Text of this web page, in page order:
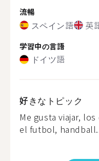
流暢
スペイン語 英
学習中の言語
ドイツ語
好きなトピック
Me gusta viajar,
el futbol,